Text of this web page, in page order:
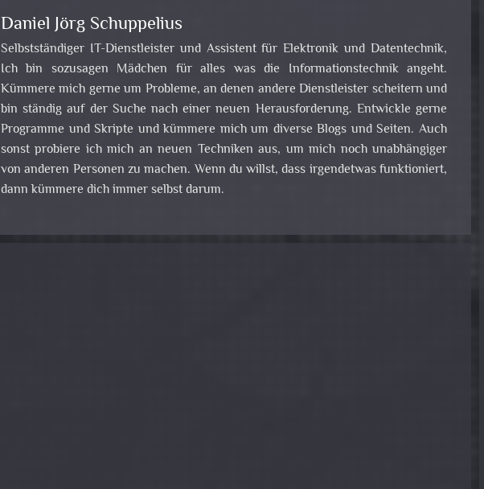
Daniel Jörg Schuppelius
Selbstständiger IT-Dienstleister und Assistent für Elektronik und Datentechnik,
Ich bin sozusagen Mädchen für alles was die Informationstechnik angeht.
Kümmere mich gerne um Probleme, an denen andere Dienstleister scheitern und
bin ständig auf der Suche nach einer neuen Herausforderung. Entwickle gerne
Programme und Skripte und kümmere mich um diverse Blogs und Seiten. Auch
sonst probiere ich mich an neuen Techniken aus, um mich noch unabhängiger
von anderen Personen zu machen. Wenn du willst, dass irgendetwas funktioniert,
dann kümmere dich immer selbst darum.